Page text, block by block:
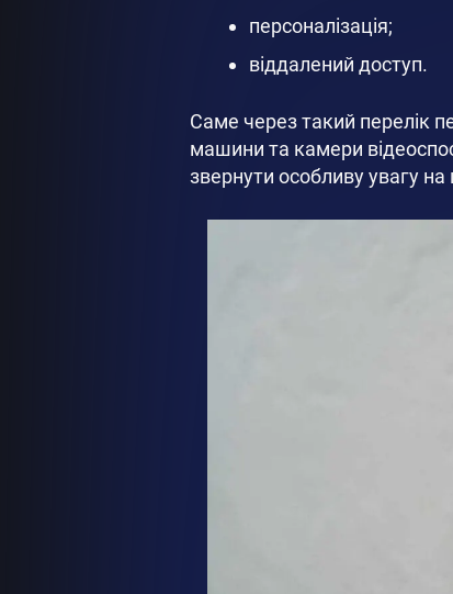
персоналізація;
віддалений доступ.
Саме через такий перелік
машини та камери
звернути особливу увагу